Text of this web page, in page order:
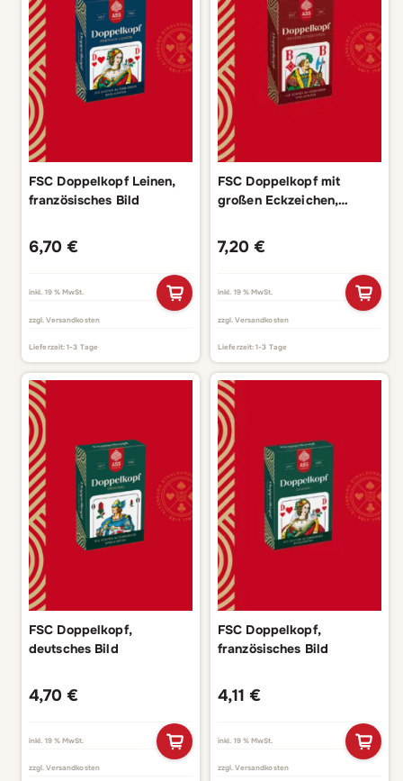
FSC Doppelkopf Leinen,
französisches Bild
6,70 €
inkl. 19 % MwSt.
zzgl. Versandkosten
Lieferzeit:1-3 Tage
FSC Doppelkopf mit
großen Eckzeichen,
7,20 €
inkl. 19 % MwSt.
zzgl. Versandkosten
Lieferzeit:1-3 Tage
FSC Doppelkopf,
deutsches Bild
4,70 €
inkl. 19 % MwSt.
zzgl. Versandkosten
FSC Doppelkopf,
französisches Bild
4,11 €
inkl. 19 % MwSt.
zzgl. Versandkosten